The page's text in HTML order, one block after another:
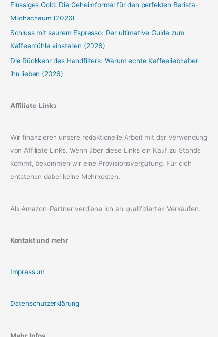
Flüssiges Gold: Die Geheimformel für den perfekten Barista-
Milchschaum (2026)
Schluss mit saurem Espresso: Der ultimative Guide zum
Kaffeemühle einstellen (2026)
Die Rückkehr des Handfilters: Warum echte Kaffeeliebhaber
ihn lieben (2026)
Affiliate-Links
Wir finanzieren unsere redaktionelle Arbeit mit der Verwendung
von Affiliate Links. Wenn über diese Links ein Kauf zu Stande
kommt, bekommen wir eine Provisionsvergütung. Für dich
entstehen dabei keine Mehrkosten.
Als Amazon-Partner verdiene ich an qualifizierten Verkäufen.
Kontakt und mehr
Impressum
Datenschutzerklärung
Mehr Infos